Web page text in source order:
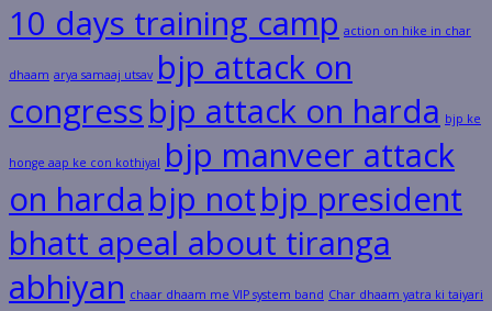
10 days training camp action on hike in char
dhaam arya samaaj utsav bjp attack on
congressbjp attack on harda bjp ke
honge aap ke con kothiyal bjp manveer attack
on harda bjp notbjp president
bhatt apeal about tiranga
abhiyan chaar dhaam me VIP system band Char dhaam yatra ki taiyari